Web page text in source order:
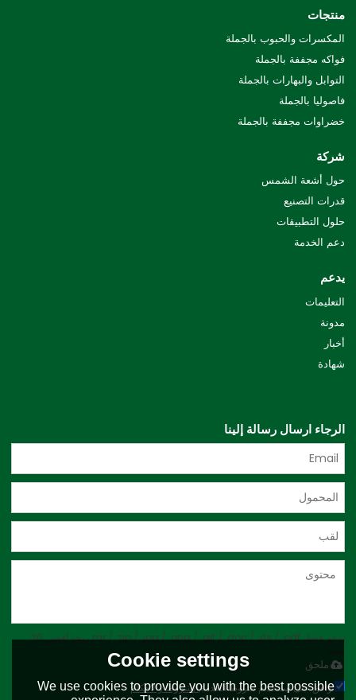
منتجات
المكسرات والحبوب بالجملة
فواكه مجففة بالجملة
التوابل والبهارات بالجملة
فاصوليا بالجملة
خضراوات مجففة بالجملة
شركة
حول أشعة الشمس
قدرات التصنيع
حلول التطبيقات
دعم الخدمة
يدعم
التعليمات
مدونة
أخبار
شهادة
الرجاء ارسال رسالة إلينا
يدعم فقط .rar / .zip / .jpg / .png / .gif / .doc / .xls / .pdf ، بحد أقصى 20
ملحق
توافق على استخدام شروط الخدمة,الشروط والاحكام
Cookie settings
We use cookies to provide you with the best possible